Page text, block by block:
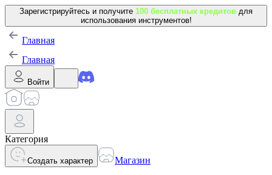
Зарегистрируйтесь и получите 100 бесплатных кредитов для
использования инструментов!
Главная
Главная
Войти
Категория
Создать характер
Магазин